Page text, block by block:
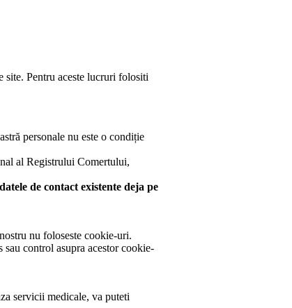
site. Pentru aceste lucruri folositi
personale nu este o condiție
al Registrului Comertului,
de contact existente deja pe
nu foloseste cookie-uri.
control asupra acestor cookie-
servicii medicale, va puteti